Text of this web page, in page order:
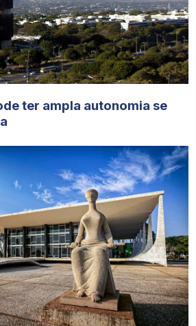
ter ampla autonomia se